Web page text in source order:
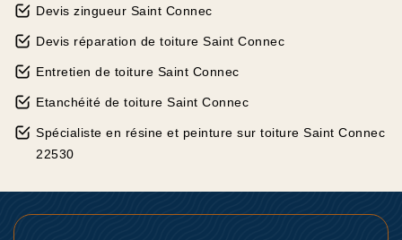
Devis zingueur Saint Connec
Devis réparation de toiture Saint Connec
Entretien de toiture Saint Connec
Etanchéité de toiture Saint Connec
Spécialiste en résine et peinture sur toiture Saint Connec
22530